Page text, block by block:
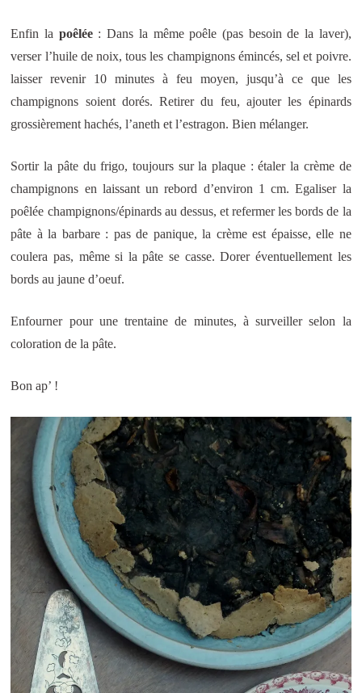
Enfin la poêlée: Dans la même poêle (pas besoin de la laver),
verser l’huile de noix, tous les champignons émincés, sel et poivre.
laisser revenir 10 minutes à feu moyen, jusqu’à ce que les
champignons soient dorés. Retirer du feu, ajouter les épinards
grossièrement hachés, l’aneth et l’estragon. Bien mélanger.
Sortir la pâte du frigo, toujours sur la plaque : étaler la crème de
champignons en laissant un rebord d’environ 1 cm. Egaliser la
poêlée champignons/épinards au dessus, et refermer les bords de la
pâte à la barbare : pas de panique, la crème est épaisse, elle ne
coulera pas, même si la pâte se casse. Dorer éventuellement les
bords au jaune d’oeuf.
Enfourner pour une trentaine de minutes, à surveiller selon la
coloration de la pâte.
Bon ap’ !